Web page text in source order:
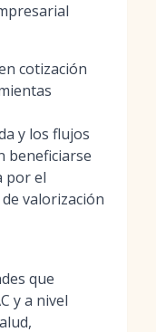
cotización
y los flujos
beneficiarse
por el
valorización
que
y a nivel